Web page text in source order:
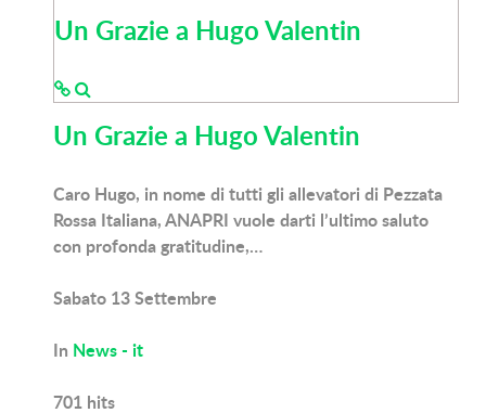
Un Grazie a Hugo Valentin
Un Grazie a Hugo Valentin
Caro Hugo, in nome di tutti gli allevatori di Pezzata
Rossa Italiana, ANAPRI vuole darti l’ultimo saluto
con profonda gratitudine,…
Sabato 13 Settembre
In News - it
701 hits